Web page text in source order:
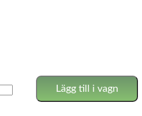
Lägg till i vagn